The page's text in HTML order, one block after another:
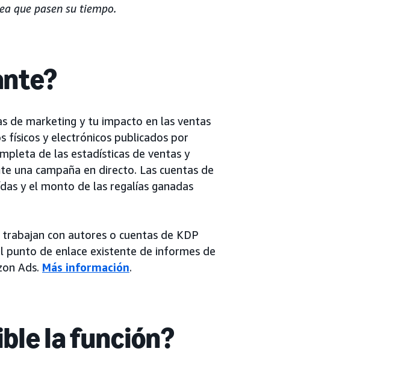
que pasen su tiempo.
de marketing y tu impacto en las ventas
físicos y electrónicos publicados por
de las estadísticas de ventas y
una campaña en directo. Las cuentas de
y el monto de las regalías ganadas
con autores o cuentas de KDP
punto de enlace existente de informes de
Ads. Más información.
la función?